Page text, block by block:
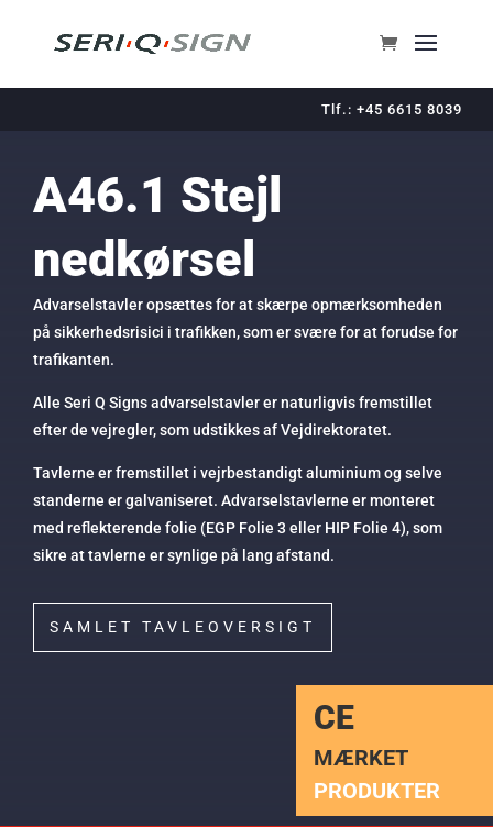
Tlf.: +45 6615 8039
A46.1 Stejl
nedkørsel
Advarselstavler opsættes for at skærpe opmærksomheden
på sikkerhedsrisici i trafikken, som er svære for at forudse for
trafikanten.
Alle Seri Q Signs advarselstavler er naturligvis fremstillet
efter de vejregler, som udstikkes af Vejdirektoratet.
Tavlerne er fremstillet i vejrbestandigt aluminium og selve
standerne er galvaniseret. Advarselstavlerne er monteret
med reflekterende folie (EGP Folie 3 eller HIP Folie 4), som
sikre at tavlerne er synlige på lang afstand.
SAMLET TAVLEOVERSIGT
CE
MÆRKET
PRODUKTER